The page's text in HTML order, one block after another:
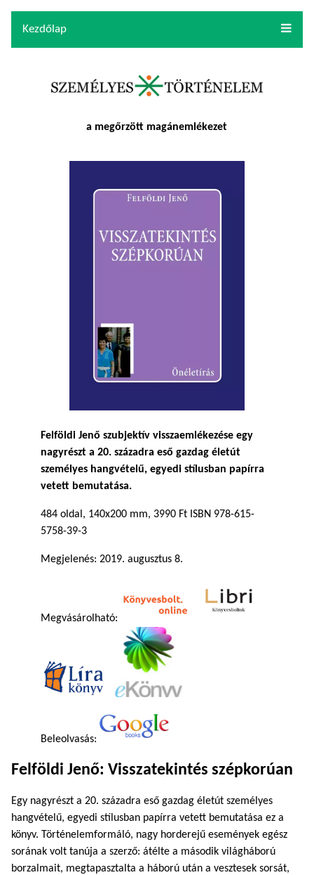
Kezdőlap
a megőrzött magánemlékezet
Felföldi Jenő szubjektív visszaemlékezése egy
nagyrészt a 20. századra eső gazdag életút
személyes hangvételű, egyedi stílusban papírra
vetett bemutatása.
484 oldal, 140x200 mm, 3990 Ft ISBN 978-615-
5758-39-3
Megjelenés: 2019. augusztus 8.
Megvásárolható:
Beleolvasás:
Felföldi Jenő: Visszatekintés szépkorúan
Egy nagyrészt a 20. századra eső gazdag életút személyes
hangvételű, egyedi stílusban papírra vetett bemutatása ez a
könyv. Történelemformáló, nagy horderejű események egész
sorának volt tanúja a szerző: átélte a második világháború
borzalmait, megtapasztalta a háború után a vesztesek sorsát,